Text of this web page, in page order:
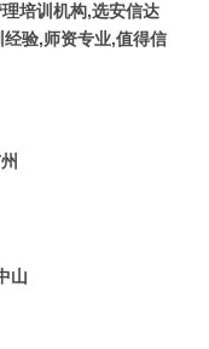
培训机构,选安信达
验,师资专业,值得信
山